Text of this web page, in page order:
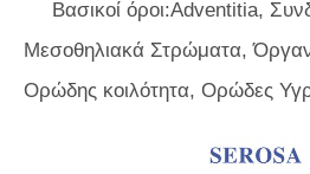
Βασικοί όροι:Adventitia,
Μεσοθηλιακά Στρώματα,
Ορώδης κοιλότητα, Ορώδες